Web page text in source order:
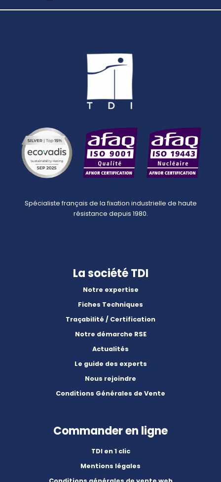
Spécialiste français de la fixation industrielle de haute
résistance depuis 1980.
La société TDI
Notre expertise
Fiches Techniques
Traçabilité / Certification
Notre démarche RSE
Actualités
Le guide des experts
Nous rejoindre
Conditions Générales de Vente
Commander en ligne
TDI en 1 clic
Mentions légales